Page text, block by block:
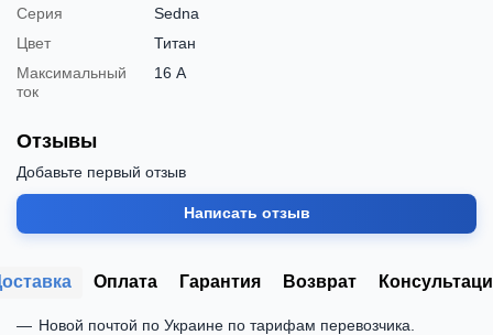
Серия
Sedna
Цвет
Титан
Максимальный
ток
16 А
Отзывы
Добавьте первый отзыв
Написать отзыв
Оплата Гарантия Возврат
Новой почтой по Украине по тарифам перевозчика.